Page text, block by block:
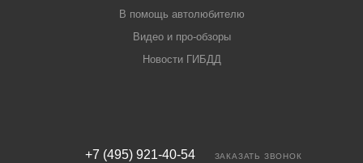
В помощь автолюбителю
Видео и про-обзоры
Новости ГИБДД
+7 (495) 921-40-54 ЗАКАЗАТЬ ЗВОНОК